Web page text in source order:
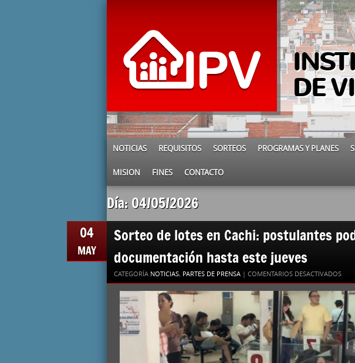
DE
NOTICIAS REQUISITOS SORTEOS PROGRAMAS Y PLANES
MISION FINES CONTACTO
Día: 04/05/2026
04
MAY
Sorteo de lotes en Cachi: postulantes
documentación hasta este jueves
CATEGORÍA NOTICIAS, PARTES DE PRENSA | COMENTARIOS DESACTIVADOSEN
DE
EN